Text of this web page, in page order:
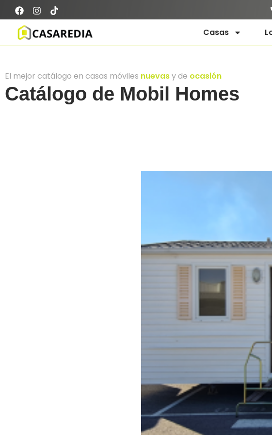
Casas
El mejor catálogo en casas móviles nuevasy de ocasión
Catálogo de Mobil Homes